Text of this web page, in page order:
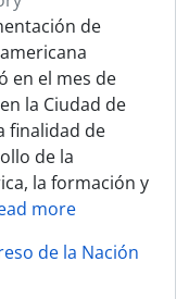
de
en el mes de
la Ciudad de
finalidad de
de la
la formación y
more
de la Nación